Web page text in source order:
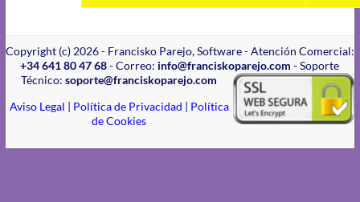
Copyright (c) 2026 - Francisko Parejo, Software - Atención Comercial:
+34 641 80 47 68- Correo: info@franciskoparejo.com - Soporte
Técnico:soporte@franciskoparejo.com
Aviso Legal | Política de Privacidad | Política
de Cookies